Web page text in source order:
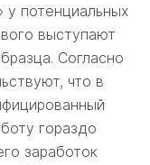
у потенциальных
выступают
Согласно
что в
гораздо
заработок